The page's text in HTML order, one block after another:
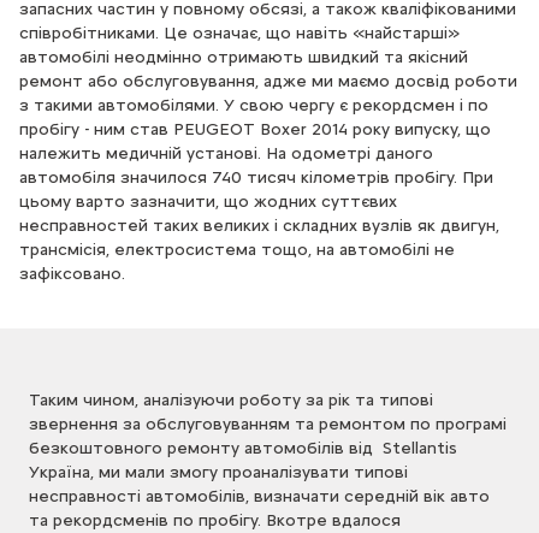
запасних частин у повному обсязі, а також кваліфікованими
співробітниками. Це означає, що навіть «найстарші»
автомобілі неодмінно отримають швидкий та якісний
ремонт або обслуговування, адже ми маємо досвід роботи
з такими автомобілями. У свою чергу є рекордсмен і по
пробігу - ним став PEUGEOT Boxer 2014 року випуску, що
належить медичній установі. На одометрі даного
автомобіля значилося 740 тисяч кілометрів пробігу. При
цьому варто зазначити, що жодних суттєвих
несправностей таких великих і складних вузлів як двигун,
трансмісія, електросистема тощо, на автомобілі не
зафіксовано.
Таким чином, аналізуючи роботу за рік та типові
звернення за обслуговуванням та ремонтом по програмі
безкоштовного ремонту автомобілів від Stellantis
Україна, ми мали змогу проаналізувати типові
несправності автомобілів, визначати середній вік авто
та рекордсменів по пробігу. Вкотре вдалося